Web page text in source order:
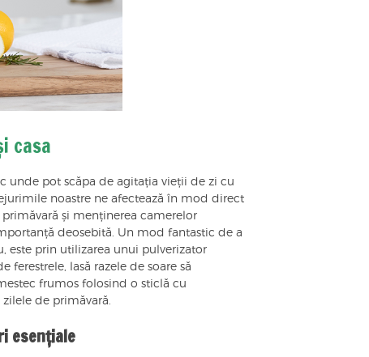
casa
unde pot scăpa de agitația vieții de zi cu
noastre ne afectează în mod direct
și menținerea camerelor
deosebită. Un mod fantastic de a
este prin utilizarea unui pulverizator
ferestrele, lasă razele de soare să
frumos folosind o sticlă cu
de primăvară.
esențiale